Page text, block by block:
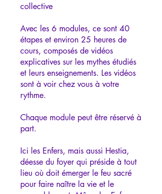
collective
Avec les 6 modules, ce sont 40
étapes et environ 25 heures de
cours, composés de vidéos
explicatives sur les mythes étudiés
et leurs enseignements. Les vidéos
sont à voir chez vous à votre
rythme.
Chaque module peut être réservé à
part.
Ici les Enfers, mais aussi Hestia,
déesse du foyer qui préside à tout
lieu où doit émerger le feu sacré
pour faire naître la vie et le